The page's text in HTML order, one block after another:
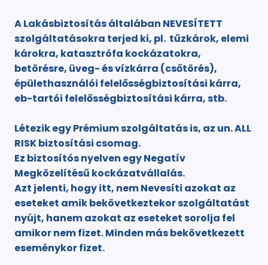
A Lakásbiztosítás általában NEVESÍTETT
szolgáltatásokra terjed ki, pl. tűzkárok, elemi
károkra, katasztrófa kockázatokra,
betörésre, üveg- és vízkárra (csőtörés),
épülethasználói felelősségbiztosítási kárra,
eb-tartói felelősségbiztosítási kárra, stb.
Létezik egy Prémium szolgáltatás is, az un. ALL
RISK biztosítási csomag.
Ez biztosítós nyelven egy Negatív
Megközelítésű kockázatvállalás.
Azt jelenti, hogy itt, nem Nevesíti azokat az
eseteket amik bekövetkeztekor szolgáltatást
nyújt, hanem azokat az eseteket sorolja fel
amikor nem fizet. Minden más bekövetkezett
eseménykor fizet.